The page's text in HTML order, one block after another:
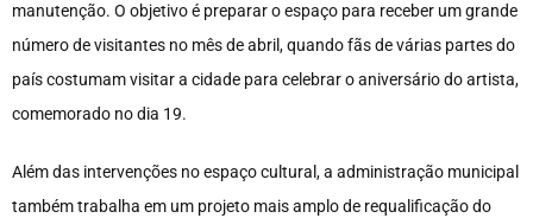
manutenção. O objetivo é preparar o espaço para receber um grande
número de visitantes no mês de abril, quando fãs de várias partes do
país costumam visitar a cidade para celebrar o aniversário do artista,
comemorado no dia 19.
Além das intervenções no espaço cultural, a administração municipal
também trabalha em um projeto mais amplo de requalificação do